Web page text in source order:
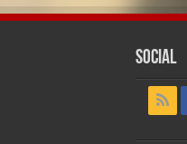
Social